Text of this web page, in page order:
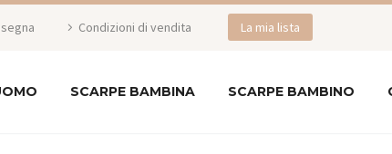
Condizioni di vendita La mia lista
SCARPE BAMBINA SCARPE BAMBINO